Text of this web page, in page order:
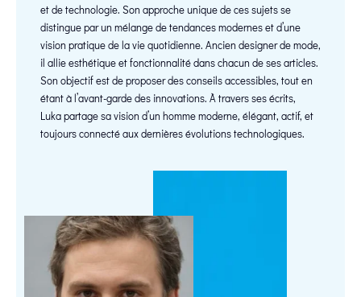
et de technologie. Son approche unique de ces sujets se
distingue par un mélange de tendances modernes et d’une
vision pratique de la vie quotidienne. Ancien designer de mode,
il allie esthétique et fonctionnalité dans chacun de ses articles.
Son objectif est de proposer des conseils accessibles, tout en
étant à l’avant-garde des innovations. À travers ses écrits,
Luka partage sa vision d’un homme moderne, élégant, actif, et
toujours connecté aux dernières évolutions technologiques.